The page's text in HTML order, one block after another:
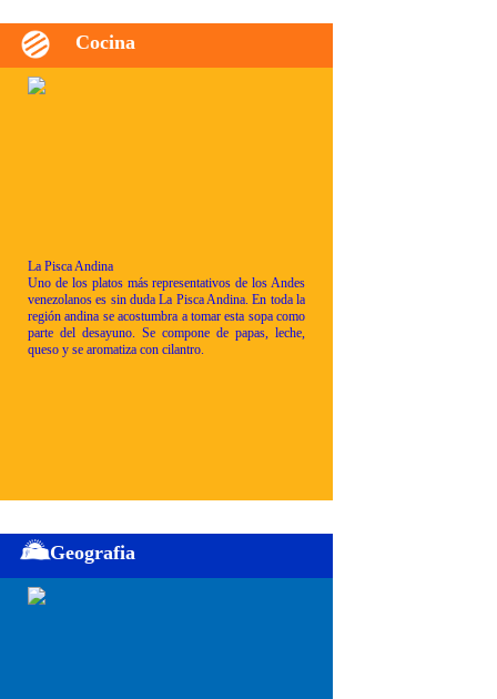
Cocina
La Pisca Andina
Uno de los platos más representativos de los Andes
venezolanos es sin duda La Pisca Andina. En toda la
región andina se acostumbra a tomar esta sopa como
parte del desayuno. Se compone de papas, leche,
queso y se aromatiza con cilantro.
Geografia